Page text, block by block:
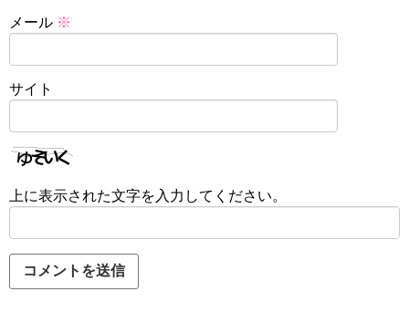
メール ※
サイト
上に表示された文字を入力してください。